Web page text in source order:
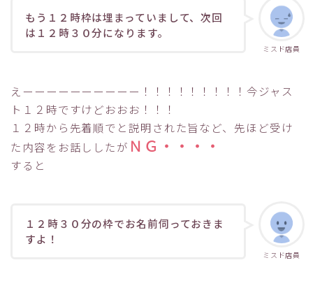
ミスド店員
もう１２時枠は埋まっていまして、次回
は１２時３０分になります。
えーーーーーーーーーー！！！！！！！！！今ジャス
ト１２時ですけどおおお！！！
１２時から先着順でと説明された旨など、先ほど受け
た内容をお話ししたが ＮＧ・・・・
すると
ミスド店員
１２時３０分の枠でお名前伺っておきま
すよ！